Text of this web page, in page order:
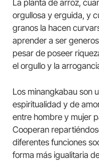
La planta de arroz,
orgullosa y erguida, y
granos la hacen
aprender a ser
pesar de poseer
el orgullo y la
Los minangkabau son
espiritualidad y de
entre hombre y mujer
Cooperan
diferentes funciones
forma más igualitaria